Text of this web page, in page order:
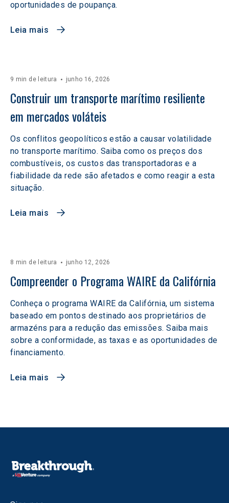
oportunidades de poupança.
Leia mais
9 min de leitura junho 16, 2026
Construir um transporte marítimo resiliente
em mercados voláteis
Os conflitos geopolíticos estão a causar volatilidade
no transporte marítimo. Saiba como os preços dos
combustíveis, os custos das transportadoras e a
fiabilidade da rede são afetados e como reagir a esta
situação.
Leia mais
8 min de leitura junho 12, 2026
Compreender o Programa WAIRE da Califórnia
Conheça o programa WAIRE da Califórnia, um sistema
baseado em pontos destinado aos proprietários de
armazéns para a redução das emissões. Saiba mais
sobre a conformidade, as taxas e as oportunidades de
financiamento.
Leia mais